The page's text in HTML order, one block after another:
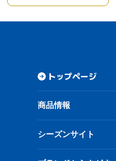
トップページ
商品情報
シーズンサイト